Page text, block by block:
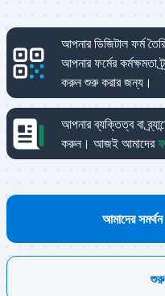
আপনার ডিজিটাল ফর্ম
আপনার ফর্মের কর্মক্ষমতা
করুন শুরু করার জন্য।
আপনার ব্যক্তিত্ব বা
করুন। আজই আমাদের
আমাদের সমর্থন